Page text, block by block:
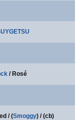
/ Rosé
/ (Smoggy) / (cb)